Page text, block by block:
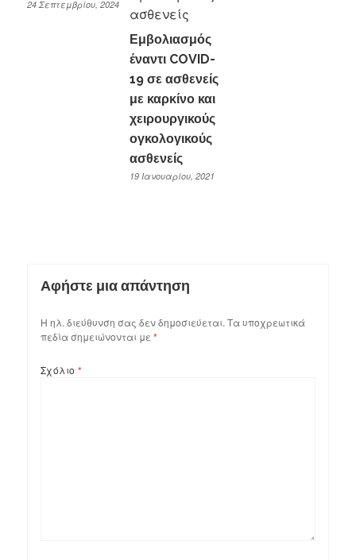
24 Σεπτεμβρίου, 2024
Εμβολιασμός
έναντι COVID-
19 σε ασθενείς
με καρκίνο και
χειρουργικούς
ογκολογικούς
ασθενείς
19 Ιανουαρίου, 2021
Αφήστε μια απάντηση
Η ηλ. διεύθυνση σας δεν δημοσιεύεται. Τα υποχρεωτικά
πεδία σημειώνονται με *
Σχόλιο *